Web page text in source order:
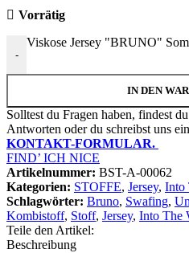
Vorrätig
-
Viskose Jersey "BRUNO"
IN DEN
Solltest du Fragen haben, findest
Antworten oder du schreibst uns
KONTAKT-FORMULAR.
FIND’ ICH NICE
Artikelnummer: BST-A-00062
Kategorien: STOFFE, Jersey, Into
Schlagwörter: Bruno, Swafing,
Kombistoff, Stoff, Jersey, Into The
Teile den Artikel:
Beschreibung